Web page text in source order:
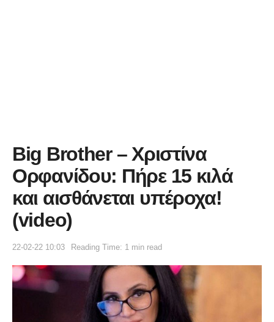
Big Brother – Χριστίνα
Ορφανίδου: Πήρε 15 κιλά
και αισθάνεται υπέροχα!
(video)
22-02-22 10:03 Reading Time: 1 min read